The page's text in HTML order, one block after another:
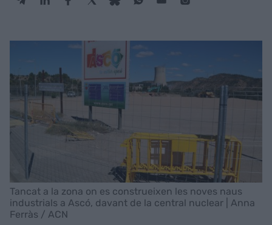
Tancat a la zona on es construeixen les noves naus
industrials a Ascó, davant de la central nuclear | Anna
Ferràs / ACN